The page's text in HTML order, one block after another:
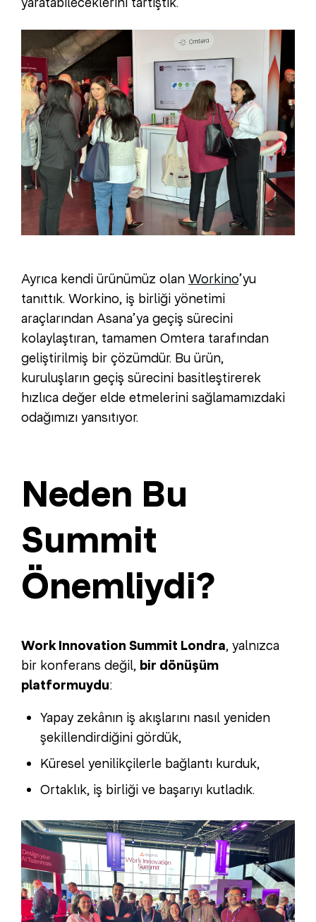
Ayrıca kendi ürünümüz olan Workino’yu
tanıttık. Workino, iş birliği yönetimi
araçlarından Asana’ya geçiş sürecini
kolaylaştıran, tamamen Omtera tarafından
geliştirilmiş bir çözümdür. Bu ürün,
kuruluşların geçiş sürecini basitleştirerek
hızlıca değer elde etmelerini sağlamamızdaki
odağımızı yansıtıyor.
Neden Bu
Summit
Önemliydi?
Work Innovation Summit Londra, yalnızca
bir konferans değil, bir dönüşüm
platformuydu:
Yapay zekânın iş akışlarını nasıl yeniden
şekillendirdiğini gördük,
Küresel yenilikçilerle bağlantı kurduk,
Ortaklık, iş birliği ve başarıyı kutladık.